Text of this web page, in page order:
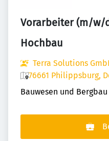
Vorarbeiter (m/w/
Hochbau
Terra Solutions
76661 Philippsburg,
Bauwesen und Bergbau